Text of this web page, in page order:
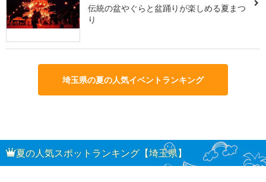
伝統の盆やぐらと盆踊りが楽しめる夏まつ
り
埼玉県の夏の人気イベントランキング
夏の人気スポットランキング【埼玉県】